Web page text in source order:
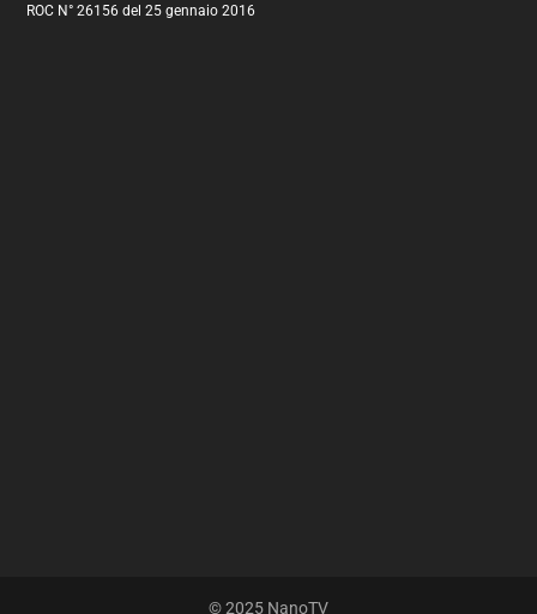
ROC N° 26156 del 25 gennaio 2016
© 2025 NanoTV